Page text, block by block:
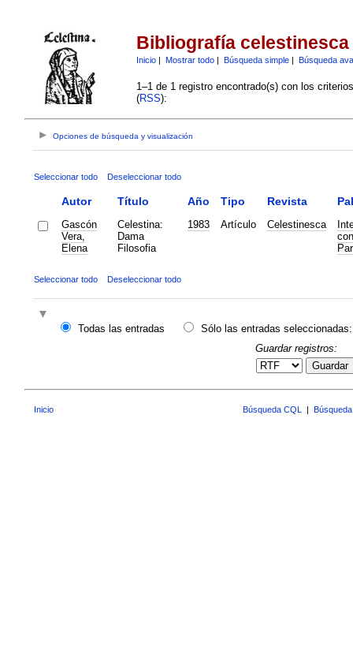
Bibliografía celestinesca
Inicio| Mostrar todo| Búsqueda simple| Búsqueda
1–1 de 1 registro encontrado(s) con los
(RSS):
Opciones de búsqueda y visualización
Seleccionar todo Deseleccionar todo
Autor Título Año Tipo Revista
Gascón
Vera,
Elena
Celestina:
Dama
Filosofia
1983 Artículo Celestinesca
Seleccionar todo Deseleccionar todo
Todas las entradas
Sólo las entradas seleccionadas:
Guardar registros:
Guardar
Inicio Búsqueda CQL